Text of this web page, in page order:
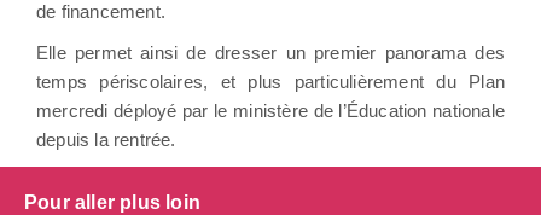
de financement.
Elle permet ainsi de dresser un premier panorama des
temps périscolaires, et plus particulièrement du Plan
mercredi déployé par le ministère de l’Éducation nationale
depuis la rentrée.
Pour aller plus loin